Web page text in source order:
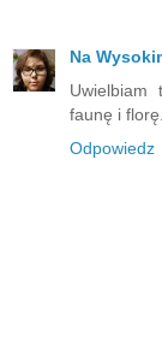
Na
Uwielbiam
faunę i florę.
Odpowiedz